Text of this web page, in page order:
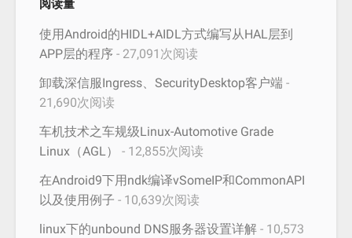
阅读量
使用Android的HIDL+AIDL方式编写从HAL层到
APP层的程序 - 27,091次阅读
卸载深信服Ingress、SecurityDesktop客户端 -
21,690次阅读
车机技术之车规级Linux-Automotive Grade
Linux（AGL）
- 12,855次阅读
在Android9下用ndk编译vSomeIP和CommonAPI
以及使用例子 - 10,639次阅读
linux下的unbound DNS服务器设置详解 - 10,573